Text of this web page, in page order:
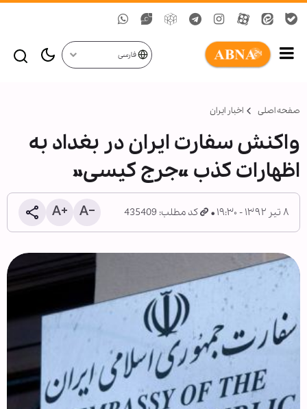
فارسی
صفحه اصلی اخبار ایران
واکنش سفارت ایران در بغداد به
اظهارات کذب «جرج کیسی»
۸ تیر ۱۳۹۲ - ۱۹:۳۰ کد مطلب: 435409